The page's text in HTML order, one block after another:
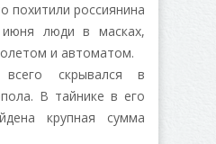
похитили россиянина
люди в масках,
и автоматом.
скрывался в
В тайнике в его
крупная сумма